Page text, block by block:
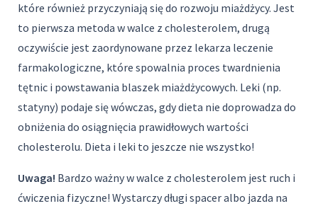
które również przyczyniają się do rozwoju miażdżycy. Jest
to pierwsza metoda w walce z cholesterolem, drugą
oczywiście jest zaordynowane przez lekarza leczenie
farmakologiczne, które spowalnia proces twardnienia
tętnic i powstawania blaszek miażdżycowych. Leki (np.
statyny) podaje się wówczas, gdy dieta nie doprowadza do
obniżenia do osiągnięcia prawidłowych wartości
cholesterolu. Dieta i leki to jeszcze nie wszystko!
Uwaga! Bardzo ważny w walce z cholesterolem jest ruch i
ćwiczenia fizyczne! Wystarczy długi spacer albo jazda na